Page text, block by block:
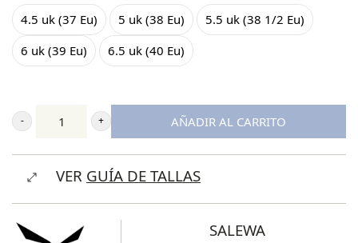
era:
160,00 €.
es:
112,50 €.
4.5 uk (37 Eu) 5 uk (38 Eu)
5.5 uk (38 1/2 Eu)
6 uk (39 Eu)
6.5 uk (40 Eu)
Salewa
WS
Wildfire
cantidad
AÑADIR AL CARRITO
VER GUÍA DE TALLAS
SALEWA